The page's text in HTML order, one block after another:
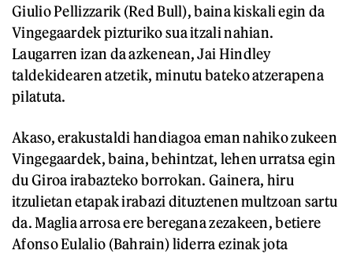
Giulio Pellizzarik (Red Bull), baina kiskali egin da
Vingegaardek pizturiko sua itzali nahian.
Laugarren izan da azkenean, Jai Hindley
taldekidearen atzetik, minutu bateko atzerapena
pilatuta.
Akaso, erakustaldi handiagoa eman nahiko zukeen
Vingegaardek, baina, behintzat, lehen urratsa egin
du Giroa irabazteko borrokan. Gainera, hiru
itzulietan etapak irabazi dituztenen multzoan sartu
da. Maglia arrosa ere beregana zezakeen, betiere
Afonso Eulalio (Bahrain) liderra ezinak jota